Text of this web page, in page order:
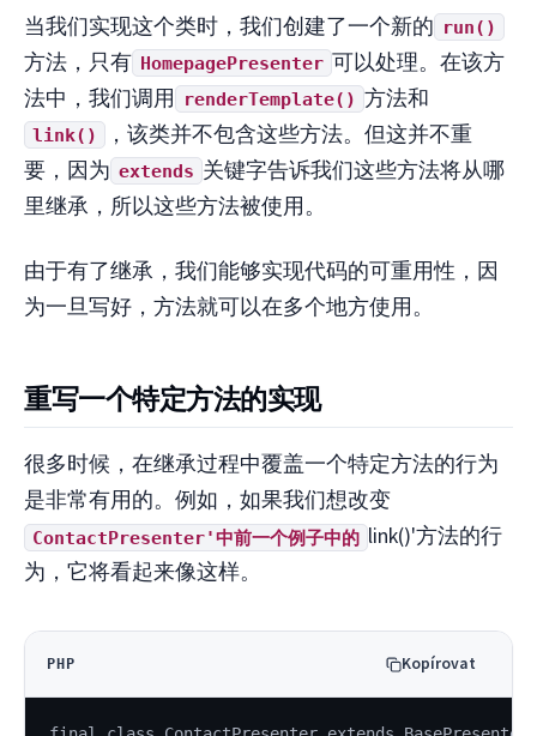
当我们实现这个类时，我们创建了一个新的 run()
方法，只有 HomepagePresenter 可以处理。在该方
法中，我们调用
renderTemplate() 方法和
link()
，该类并不包含这些方法。但这并不重
要，因为 extends 关键字告诉我们这些方法将从哪
里继承，所以这些方法被使用。
由于有了继承，我们能够实现代码的可重用性，因
为一旦写好，方法就可以在多个地方使用。
重写一个特定方法的实现
很多时候，在继承过程中覆盖一个特定方法的行为
是非常有用的。例如，如果我们想改变
ContactPresenter'中前一个例子中的 link()'方法的行
为，它将看起来像这样。
PHP Kopírovat